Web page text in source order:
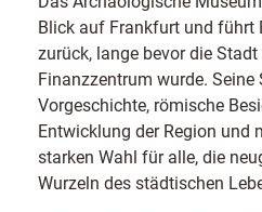
Blick auf Frankfurt und führt
zurück, lange bevor die
Finanzzentrum wurde.
Vorgeschichte, römische
Entwicklung der Region und
starken Wahl für alle, die
Wurzeln des städtischen